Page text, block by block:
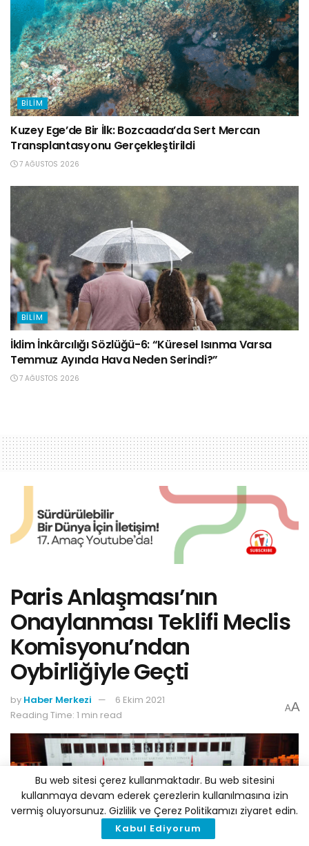
BILIM
Kuzey Ege’de Bir İlk: Bozcaada’da Sert Mercan
Transplantasyonu Gerçekleştirildi
7 AĞUSTOS 2026
BILIM
İklim İnkârcılığı Sözlüğü-6: “Küresel Isınma Varsa
Temmuz Ayında Hava Neden Serindi?”
7 AĞUSTOS 2026
Paris Anlaşması’nın
Onaylanması Teklifi Meclis
Komisyonu’ndan
Oybirliğiyle Geçti
by Haber Merkezi
6 Ekim 2021
Reading Time: 1 min read
AA
Bu web sitesi çerez kullanmaktadır. Bu web sitesini
kullanmaya devam ederek çerezlerin kullanılmasına izin
vermiş oluyorsunuz. Gizlilik ve Çerez Politikamızı ziyaret edin.
Kabul Ediyorum